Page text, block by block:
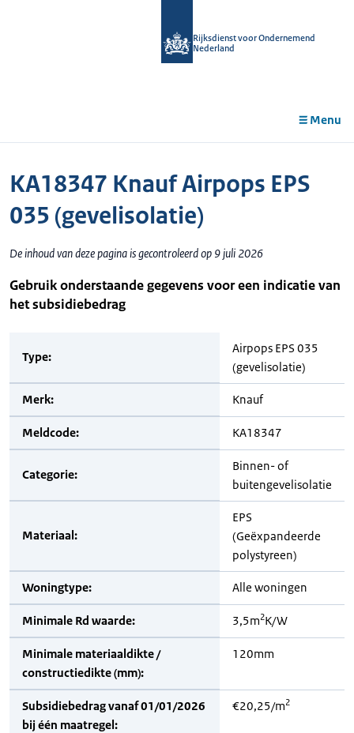
Rijksdienst voor Ondernemend
Nederland
Menu
KA18347 Knauf Airpops EPS
035 (gevelisolatie)
De inhoud van deze pagina is gecontroleerd op 9 juli 2026
Gebruik onderstaande gegevens voor een indicatie van
het subsidiebedrag
Type:
Airpops EPS 035
(gevelisolatie)
Merk: Knauf
Meldcode: KA18347
Categorie:
Binnen- of
buitengevelisolatie
Materiaal:
EPS
(Geëxpandeerde
polystyreen)
Woningtype: Alle woningen
Minimale Rd waarde: 3,5m2K/W
Minimale materiaaldikte /
constructiedikte (mm):
120mm
Subsidiebedrag vanaf 01/01/2026
bij één maatregel:
€20,25/m2